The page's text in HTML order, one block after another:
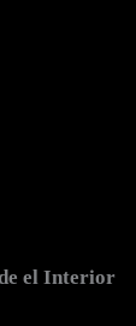
el Interior